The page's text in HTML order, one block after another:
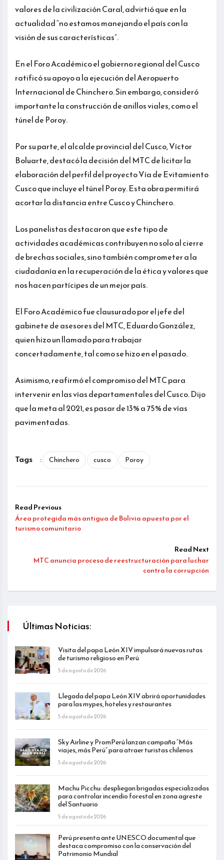
valores de la civilización Caral, advirtió que en la
actualidad “no estamos manejando el país con la
visión de sus características”.
En el Foro Académico el gobierno regional del Cusco
ratificó su apoyo a la ejecución del Aeropuerto
Internacional de Chinchero. Sin embargo, consideró
importante la construcción de anillos viales, como el
túnel de Poroy.
Por su parte, el alcalde provincial del Cusco, Víctor
Boluarte, destacó la decisión del MTC de licitar la
elaboración del perfil del proyecto Vía de Evitamiento
Cusco que incluye el túnel Poroy. Esta obra permitirá
acortar la distancia entre Cusco y Chinchero.
Los panelistas destacaron que este tipo de
actividades académicas contribuyen no solo al cierre
de brechas sociales, sino también comprometer a la
ciudadanía en la recuperación de la ética y valores que
nos hacen partícipes de un mejor país.
El Foro Académico fue clausurado por el jefe del
gabinete de asesores del MTC, Eduardo González,
quien hizo un llamado para trabajar
concertadamente, tal como se hizo en el pasado.
Asimismo, reafirmó el compromiso del MTC para
intervenir en las vías departamentales del Cusco. Dijo
que la meta al 2021, es pasar de 13% a 75% de vías
pavimentadas.
Tags : Chinchero cusco Poroy
Read Previous
Área protegida más antigua de Bolivia apuesta por el
turismo comunitario
Read Next
MTC anuncia proceso de reestructuración para luchar
contra la corrupción
Últimas Noticias:
Visita del papa León XIV impulsará nuevas rutas
de turismo religioso en Perú
5 de agosto de 2026
Llegada del papa León XIV abrirá oportunidades
para las mypes, hoteles y restaurantes
5 de agosto de 2026
Sky Airline y PromPerú lanzan campaña “Más
viajes, más Perú” para atraer turistas chilenos
5 de agosto de 2026
Machu Picchu: despliegan brigadas especializadas
para controlar incendio forestal en zona agreste
del Santuario
5 de agosto de 2026
Perú presenta ante UNESCO documental que
destaca compromiso con la conservación del
Patrimonio Mundial